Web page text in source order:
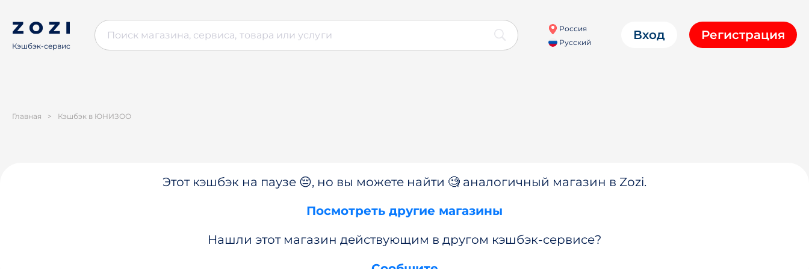
Кэшбэк-сервис
Россия
Русский
Вход Регистрация
Главная > Кэшбэк в ЮНИЗОО
Этот кэшбэк на паузе 😔, но вы можете найти 🧐 аналогичный магазин в Zozi.
Посмотреть другие магазины
Нашли этот магазин действующим в другом кэшбэк-сервисе?